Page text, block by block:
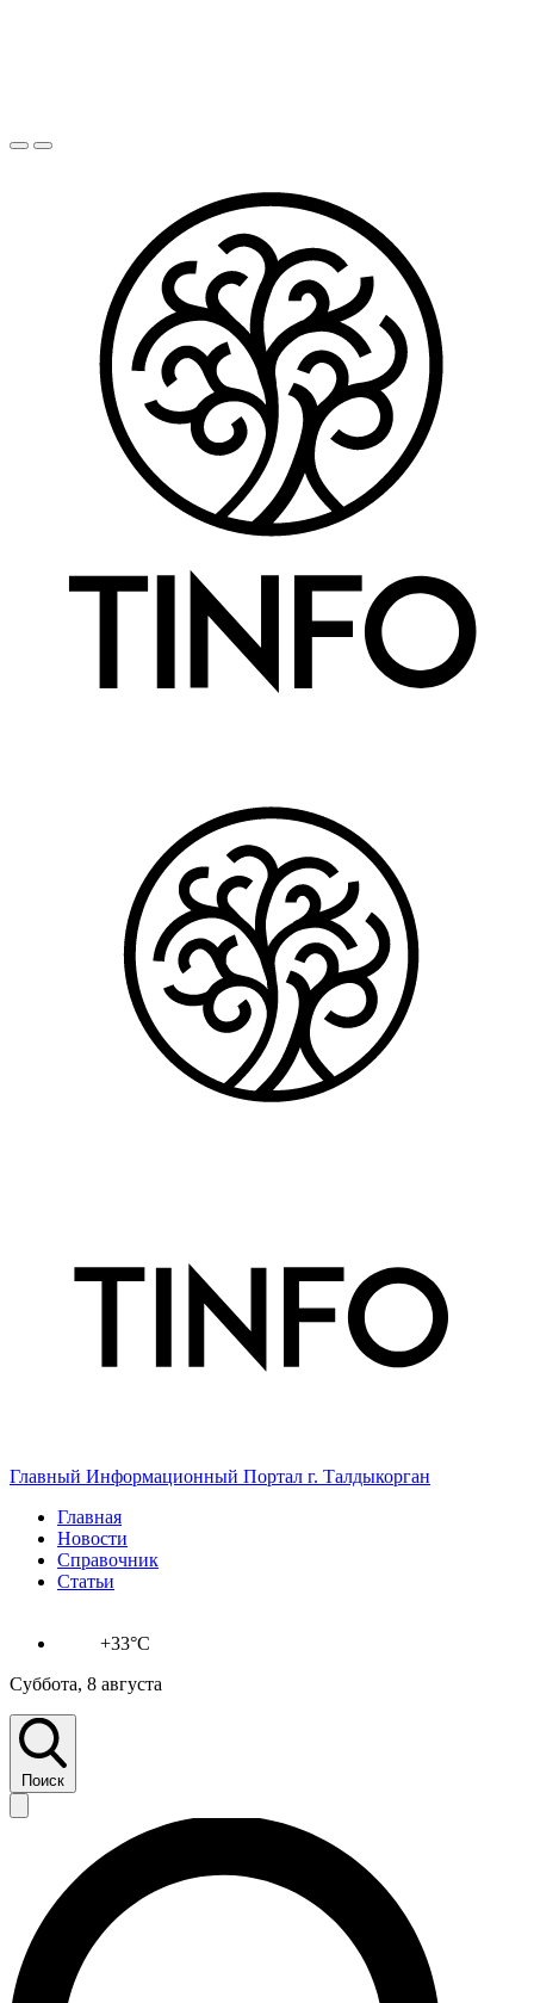
Главный Информационный Портал г. Талдыкорган
Главная
Новости
Справочник
Статьи
+33°C
Суббота, 8 августа
Поиск